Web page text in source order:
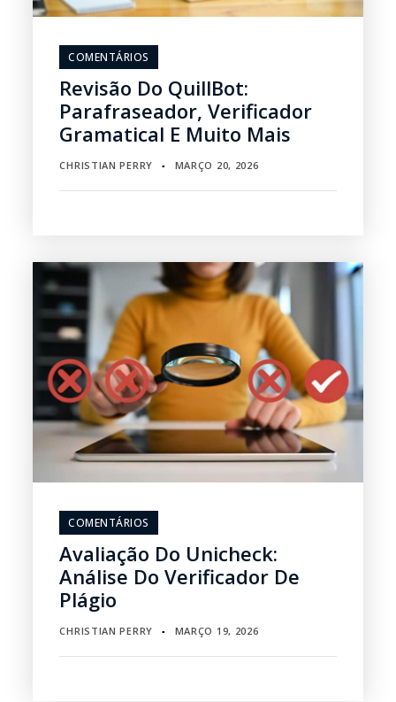
COMENTÁRIOS
Revisão Do QuillBot:
Parafraseador, Verificador
Gramatical E Muito Mais
CHRISTIAN PERRY ▪ MARÇO 20, 2026
COMENTÁRIOS
Avaliação Do Unicheck:
Análise Do Verificador De
Plágio
CHRISTIAN PERRY ▪ MARÇO 19, 2026